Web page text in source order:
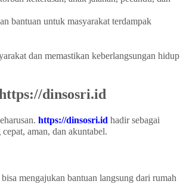
bantuan untuk masyarakat terdampak
dan memastikan keberlangsungan hidup
dinsosri.id
https://dinsosri.id hadir sebagai
aman, dan akuntabel.
mengajukan bantuan langsung dari rumah